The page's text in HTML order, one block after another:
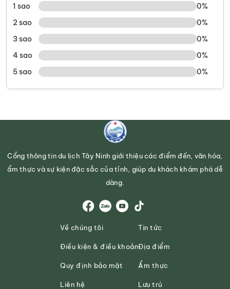
1 sao
0%
2 sao
0%
3 sao
0%
4 sao
0%
5 sao
0%
Cổng thông tin du lịch Tây Ninh giới thiệu các điểm đến, văn hóa,
ẩm thực và sự kiện đặc sắc của tỉnh, giúp du khách khám phá dễ
dàng.
Về chúng tôi
Điều kiện & điều khoản
Quy định bảo mật
Liên hệ
Tin tức
Địa điểm
Ẩm thực
Lưu trú